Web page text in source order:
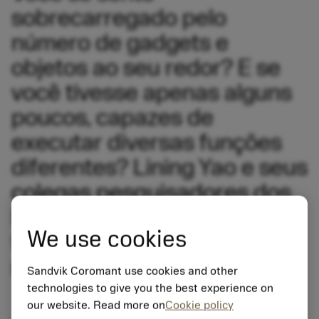
sobrecarregado pelo
número de gadgets e
objetos ao seu redor? E se
você tivesse apenas alguns
poucos, capazes de
executar diversas funções
diferentes? Lining Yao e seus
colegas pesquisadores dos
trabalhando para que isso
se torne uma realidade.
We use cookies
Sandvik Coromant use cookies and other
technologies to give you the best experience on
our website. Read more onCookie policy